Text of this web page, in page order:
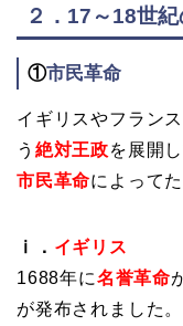
２．17～18世
①市民革命
イギリスやフラン
う 絶対王政を展開
市民革命によって
ⅰ． イギリス
1688年に名誉革命
が発布されました。